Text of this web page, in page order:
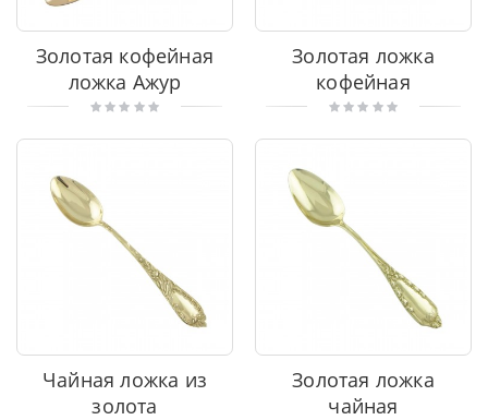
Золотая кофейная
ложка Ажур
Золотая ложка
кофейная
Чайная ложка из
золота
Золотая ложка
чайная